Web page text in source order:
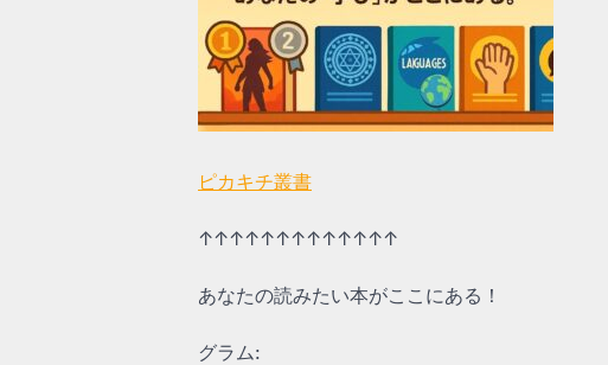
ピカキチ叢書
↑↑↑↑↑↑↑↑↑↑↑↑↑
あなたの読みたい本がここにある！
グラム: